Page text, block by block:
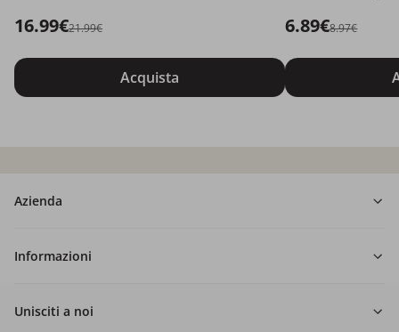
16.99€21.99€
Acquista
6.89€8.97€
Azienda
Informazioni
Unisciti a noi